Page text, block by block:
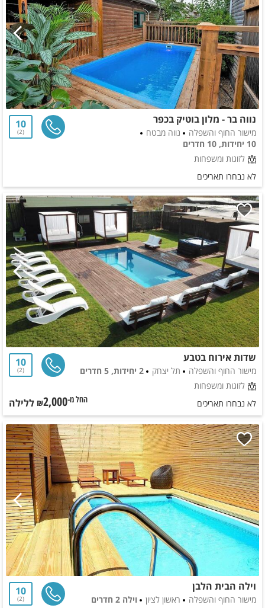
נווה בר - מלון בוטיק בכפר
מישור החוף והשפלה
נווה מבטח
10 יחידות, 10 חדרים
לזוגות ומשפחות
10
2
לא נבחרו תאריכים
שדות אירוח בטבע
מישור החוף והשפלה תל יצחק
2 יחידות, 5 חדרים
לזוגות ומשפחות
10
2
לא נבחרו תאריכים החל מ-₪2,000 ללילה
וילה הבית הלבן
מישור החוף והשפלה ראשון לציון
וילה 2 חדרים
10
2